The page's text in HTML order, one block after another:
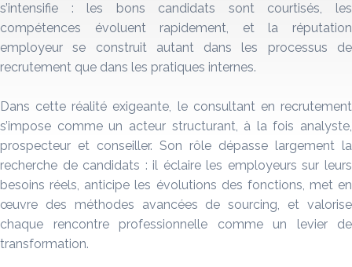
s’intensifie : les bons candidats sont courtisés, les
compétences évoluent rapidement, et la réputation
employeur se construit autant dans les processus de
recrutement que dans les pratiques internes.
Dans cette réalité exigeante, le consultant en recrutement
s’impose comme un acteur structurant, à la fois analyste,
prospecteur et conseiller. Son rôle dépasse largement la
recherche de candidats : il éclaire les employeurs sur leurs
besoins réels, anticipe les évolutions des fonctions, met en
œuvre des méthodes avancées de sourcing, et valorise
chaque rencontre professionnelle comme un levier de
transformation.